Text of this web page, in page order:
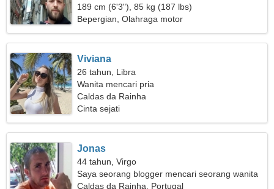
189 cm (6'3"), 85 kg (187 lbs)
Bepergian, Olahraga motor
Viviana
26 tahun, Libra
Wanita mencari pria
Caldas da Rainha
Cinta sejati
Jonas
44 tahun, Virgo
Saya seorang blogger mencari seorang wanita
sensitif
Caldas da Rainha, Portugal